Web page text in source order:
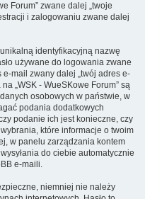
Forum” zwane dalej „twoje
i zalogowaniu zwane dalej
identyfikacyjną nazwę
używane do logowania zwane
e-mail zwany dalej „twój adres e-
„WSK - WueSKowe Forum” są
osobowych w państwie, w
podania dodatkowych
podanie ich jest konieczne, czy
które informacje o twoim
w panelu zarządzania kontem
do ciebie automatycznie
e-maili.
niemniej nie należy